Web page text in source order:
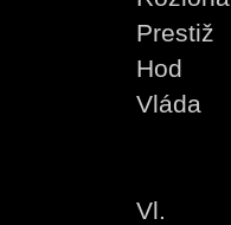
Prestiž
Hod
Vláda
Vl.